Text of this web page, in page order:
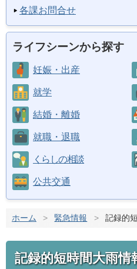
各課お問合せ
ライフシーンから探す
妊娠・出産
就学
結婚・離婚
就職・退職
くらしの相談
公共交通
ホーム > 緊急情報 > 記録的
記録的短時間大雨情